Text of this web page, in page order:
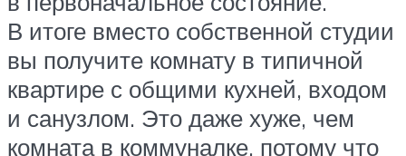
В итоге вместо собственной студии
вы получите комнату в типичной
квартире с общими кухней, входом
и санузлом. Это даже хуже, чем
комната в коммуналке, потому что